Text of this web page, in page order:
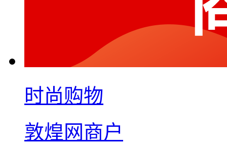
时尚购物
敦煌网商户